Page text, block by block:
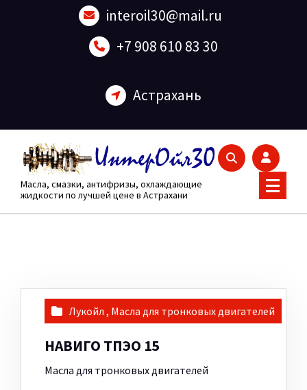
interoil30@mail.ru
+7 908 610 83 30
Астрахань
Масла, смазки, антифризы, охлаждающие
жидкости по лучшей цене в Астрахани
Лукойл , Масла для тронковых двигателей
НАВИГО ТПЭО 15
Масла для тронковых двигателей